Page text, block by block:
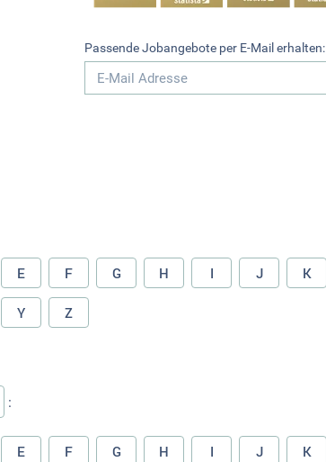
Passende Jobangebote per E-Mail erhalten:
E F G H I J K
Y Z
:
E F G H I J K